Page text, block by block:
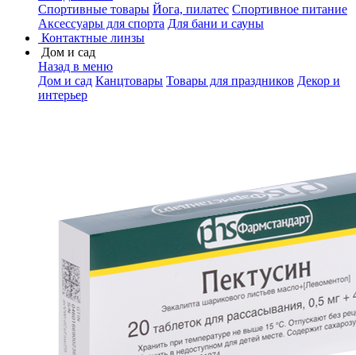
Спортивные товары Йога, пилатес Спортивное питание
Аксессуары для спорта Для бани и сауны
Контактные линзы
Дом и сад
Назад в меню
Дом и сад Канцтовары Товары для праздников Декор и
интерьер